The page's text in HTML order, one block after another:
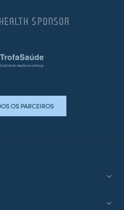
SPONSOR
OS PARCEIROS